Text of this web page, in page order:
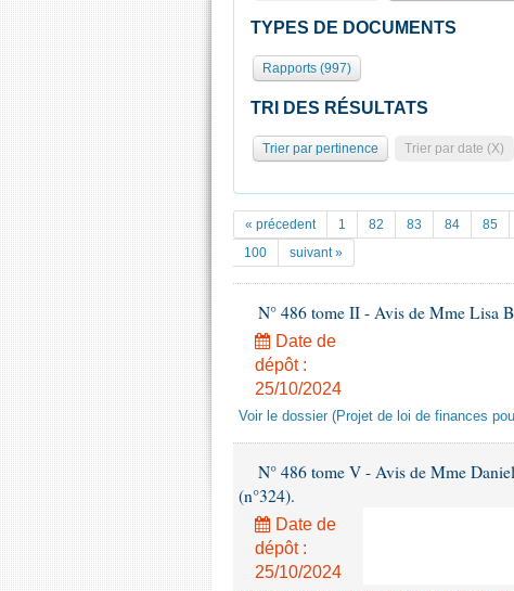
TYPES DE DOCUMENTS
Rapports (997)
TRI DES RÉSULTATS
Trier par pertinence Trier par date (X)
« précedent 1 82 83 84 85
100
suivant »
N° 486 tome II - Avis de Mme Lisa
Date de
dépôt :
25/10/2024
Voir le dossier (Projet de loi de finances
N° 486 tome V - Avis de Mme
(n°324).
Date de
dépôt :
25/10/2024